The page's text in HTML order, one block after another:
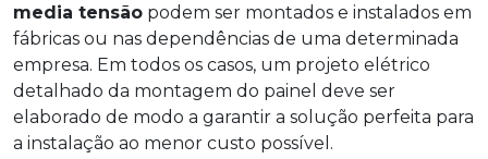
media tensão podem ser montados e instalados em
fábricas ou nas dependências de uma determinada
empresa. Em todos os casos, um projeto elétrico
detalhado da montagem do painel deve ser
elaborado de modo a garantir a solução perfeita para
a instalação ao menor custo possível.